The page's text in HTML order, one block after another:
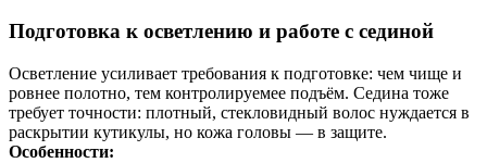
Подготовка к осветлению и работе с сединой
Осветление усиливает требования к подготовке: чем чище и
ровнее полотно, тем контролируемее подъём. Седина тоже
требует точности: плотный, стекловидный волос нуждается в
раскрытии кутикулы, но кожа головы — в защите.
Особенности: